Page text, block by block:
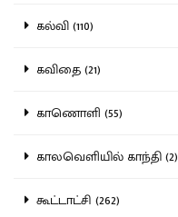
கல்வி (110)
கவிதை (21)
காணொளி (55)
காலவெளியில் காந்தி (2)
கூட்டாட்சி (262)